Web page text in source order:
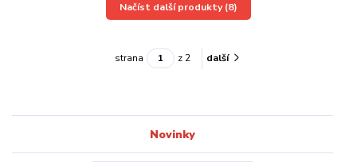
Načíst další produkty (8)
strana z 2 další
Novinky